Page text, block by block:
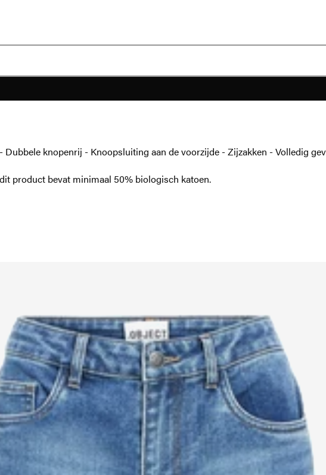
knopenrij - Knoopsluiting aan de voorzijde - Zijzakken - Volledig
product bevat minimaal 50% biologisch katoen.